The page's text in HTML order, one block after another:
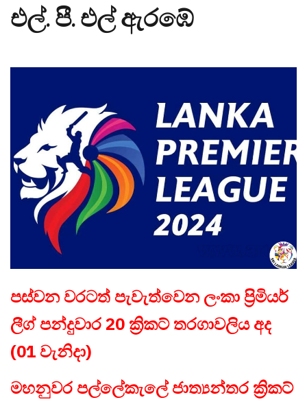
එල්. පී. එල් ඇරඹේ
පස්වන වරටත් පැවැත්වෙන ලංකා ප්‍රිමියර්
ලීග් පන්දුවාර 20 ක්‍රිකට් තරගාවලිය අද
(01 වැනිදා)
මහනුවර පල්ලේකැලේ ජාත්‍යන්තර ක්‍රිකට්